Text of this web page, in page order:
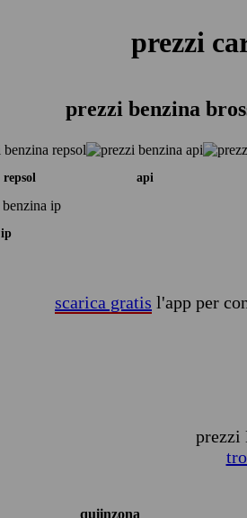
prezzi
prezzi benzina
repsol api
ip
scarica gratis l'app per
prezzi
quiinzona